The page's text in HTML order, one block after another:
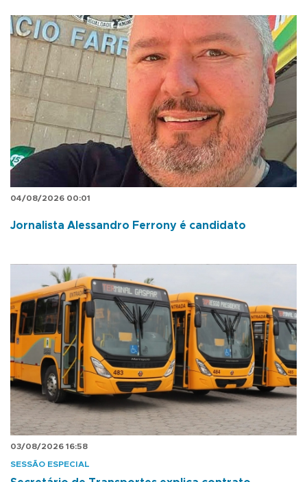
04/08/2026 00:01
Jornalista Alessandro Ferrony é candidato
03/08/2026 16:58
SESSÃO ESPECIAL